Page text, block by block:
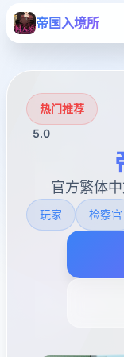
帝国入境所
热门推荐
5.0
官方繁体
玩家 检察官